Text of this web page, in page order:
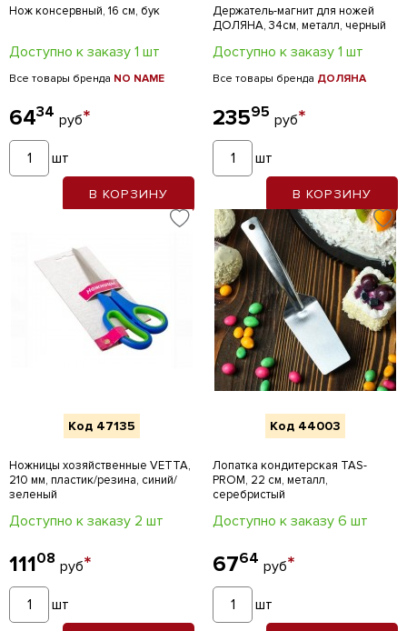
Нож консервный, 16 см, бук
Доступно к заказу 1 шт
Все товары бренда NO NAME
6434 руб*
шт
В КОРЗИНУ
Держатель-магнит для ножей
ДОЛЯНА, 34см, металл, черный
Доступно к заказу 1 шт
Все товары бренда ДОЛЯНА
23595 руб*
шт
В КОРЗИНУ
Код 47135
Ножницы хозяйственные VETTA,
210 мм, пластик/резина, синий/
зеленый
Доступно к заказу 2 шт
11108 руб*
шт
Код 44003
Лопатка кондитерская TAS-
PROM, 22 см, металл,
серебристый
Доступно к заказу 6 шт
6764 руб*
шт